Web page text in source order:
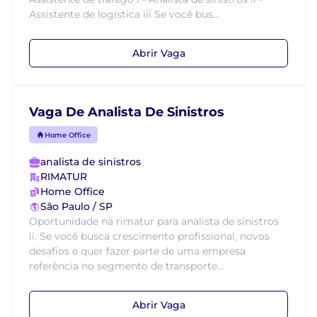
Assistente de logística iii Se você bus...
Abrir Vaga
Vaga De Analista De Sinistros
Home Office
analista de sinistros
RIMATUR
Home Office
São Paulo / SP
Oportunidade na rimatur para analista de sinistros
ii. Se você busca crescimento profissional, novos
desafios e quer fazer parte de uma empresa
referência no segmento de transporte...
Abrir Vaga